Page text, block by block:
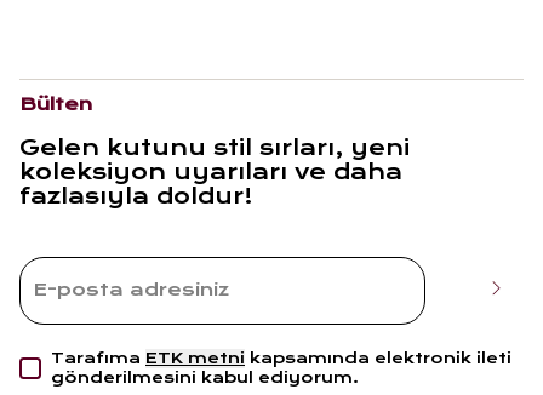
Bülten
Gelen kutunu stil sırları, yeni
koleksiyon uyarıları ve daha
fazlasıyla doldur!
Tarafıma ETK metni kapsamında elektronik ileti
gönderilmesini kabul ediyorum.